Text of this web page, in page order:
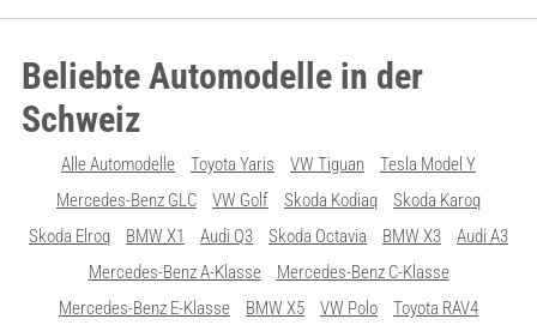
Beliebte Automodelle in der
Schweiz
Alle Automodelle Toyota Yaris VW Tiguan
Tesla Model Y
Mercedes-Benz GLC
VW Golf Skoda Kodiaq
Skoda Karoq
Skoda Elroq
BMW X1 Audi Q3 Skoda Octavia BMW X3
Audi A3
Mercedes-Benz A-Klasse
Mercedes-Benz C-Klasse
Mercedes-Benz E-Klasse
BMW X5 VW Polo
Toyota RAV4